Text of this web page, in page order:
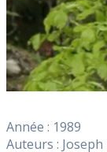
Année : 1989
Auteurs : Joseph